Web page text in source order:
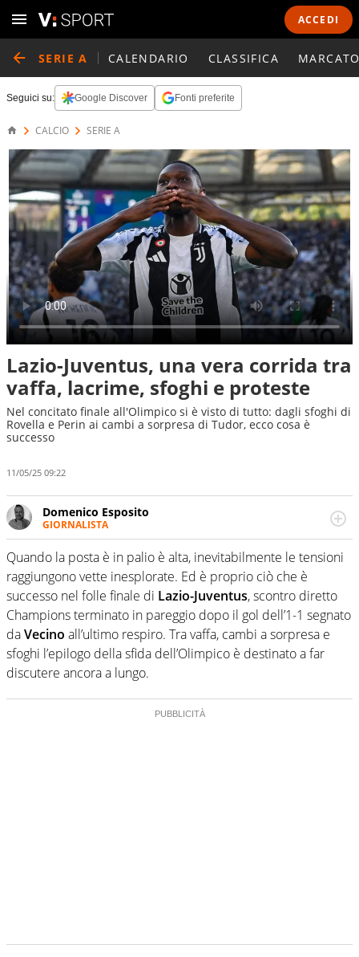
ACCEDI
SERIE A CALENDARIO CLASSIFICA
Seguici su: Google Discover Fonti preferite
CALCIO SERIE A
Lazio-Juventus, una vera corrida tra
vaffa, lacrime, sfoghi e proteste
Nel concitato finale all'Olimpico si è visto di tutto: dagli sfoghi di
Rovella e Perin ai cambi a sorpresa di Tudor, ecco cosa è
successo
11/05/25 09:22
Domenico Esposito
GIORNALISTA
Da vent’anni in campo e sul campo per vivere ogni evento
in tutte le sue sfaccettature. Passione smisurata per il
calcio e per la sfera di cuoio. Il pallone è una cosa
serissima, guai a dirgli di no
Quando la posta è in palio è alta, inevitabilmente le tensioni
raggiungono vette inesplorate. Ed è proprio ciò che è
successo nel folle finale di Lazio-Juventus, scontro diretto
Champions terminato in pareggio dopo il gol dell’1-1 segnato
daVecino all’ultimo respiro. Tra vaffa, cambi a sorpresa e
sfoghi l’epilogo della sfida dell’Olimpico è destinato a far
discutere ancora a lungo.